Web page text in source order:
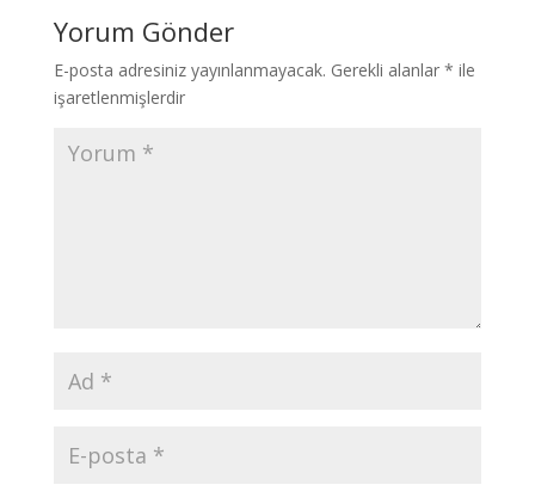
Yorum Gönder
E-posta adresiniz yayınlanmayacak. Gerekli alanlar * ile
işaretlenmişlerdir